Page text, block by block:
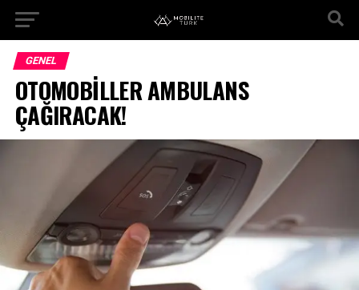
GENEL
OTOMOBİLLER AMBULANS
ÇAĞIRACAK!